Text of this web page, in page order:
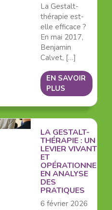
La Gestalt-
thérapie est-
elle efficace ?
En mai 2017,
Benjamin
Calvet, […]
EN SAVOIR
PLUS
LA GESTALT-
THÉRAPIE : UN
LEVIER VIVANT
ET
OPÉRATIONNEL
EN ANALYSE
DES
PRATIQUES
6 février 2026